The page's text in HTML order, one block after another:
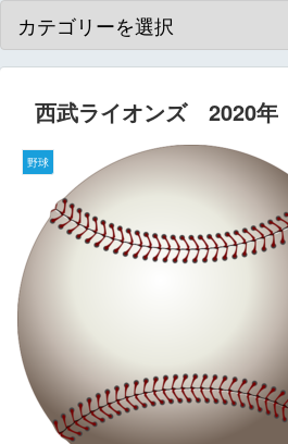
西武ライオンズ 2020年
野球